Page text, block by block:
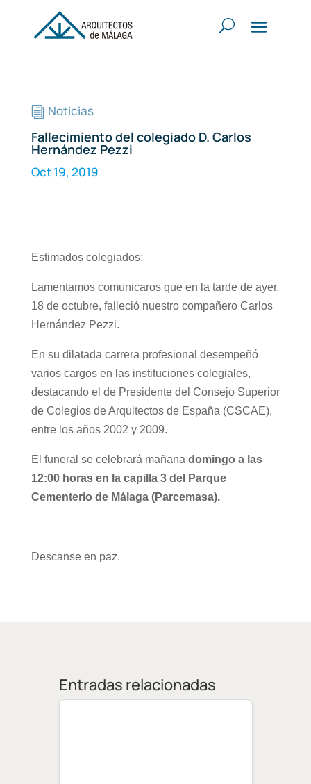
i Noticias
Fallecimiento del colegiado D. Carlos
Hernández Pezzi
Oct 19, 2019
Estimados colegiados:
Lamentamos comunicaros que en la tarde de ayer,
18 de octubre, falleció nuestro compañero Carlos
Hernández Pezzi.
En su dilatada carrera profesional desempeñó
varios cargos en las instituciones colegiales,
destacando el de Presidente del Consejo Superior
de Colegios de Arquitectos de España (CSCAE),
entre los años 2002 y 2009.
El funeral se celebrará mañana domingo a las
12:00 horas en la capilla 3 del Parque
Cementerio de Málaga (Parcemasa).
Descanse en paz.
Entradas relacionadas